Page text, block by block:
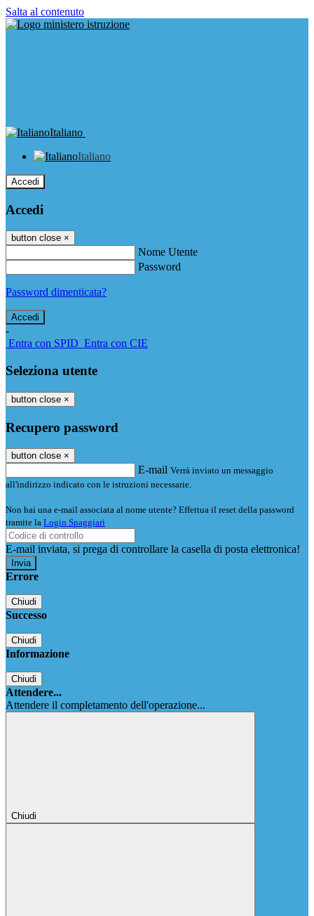
Salta al contenuto
Italiano
Italiano
Accedi
Accedi
button close ×
Nome Utente
Password
Password dimenticata?
-
Entra con SPID Entra con CIE
Seleziona utente
button close ×
Recupero password
button close ×
E-mail Verrà inviato un messaggio
all'indirizzo indicato con le istruzioni necessarie.
Non hai una e-mail associata al nome utente? Effettua il reset della password
tramite la Login Spaggiari
E-mail inviata, si prega di controllare la casella di posta elettronica!
Errore
Chiudi
Successo
Chiudi
Informazione
Chiudi
Attendere...
Attendere il completamento dell'operazione...
Chiudi